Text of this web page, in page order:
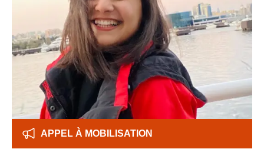
APPEL À MOBILISATION